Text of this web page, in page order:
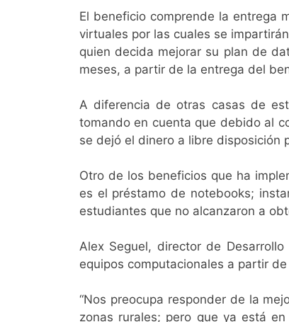
El beneficio comprende la entrega
virtuales por las cuales se
quien decida mejorar su plan de
meses, a partir de la entrega del
A diferencia de otras casas de
tomando en cuenta que debido al
se dejó el dinero a libre disposición
Otro de los beneficios que ha
es el préstamo de notebooks;
estudiantes que no alcanzaron a
Alex Seguel, director de
equipos computacionales a partir
“Nos preocupa responder de la
zonas rurales; pero que ya está